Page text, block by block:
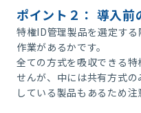
ポイント２： 導入前
特権ID管理製品を選定す
作業があるかです。
全ての方式を吸収できる
せんが、中には共有方式
している製品もあるため注